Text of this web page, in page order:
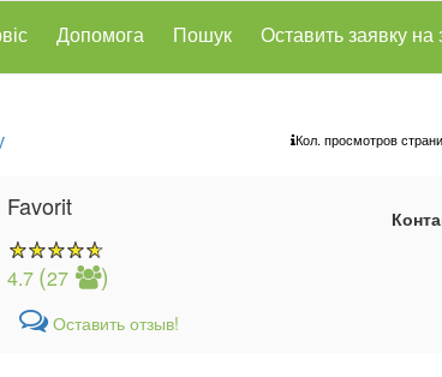
Допомога Пошук Оставить заявку на
Кол. просмотров
Favorit
4.7 (27 )
Оставить отзыв!